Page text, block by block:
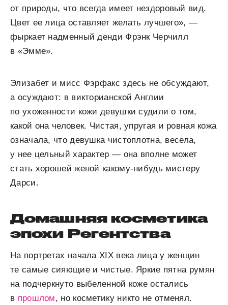
от природы, что всегда имеет нездоровый вид.
Цвет ее лица оставляет желать лучшего», —
фыркает надменный денди Фрэнк Черчилл
в «Эмме».
Элизабет и мисс Фэрфакс здесь не обсуждают,
а осуждают: в викторианской Англии
по ухоженности кожи девушки судили о том,
какой она человек. Чистая, упругая и ровная кожа
означала, что девушка чистоплотна, весела,
у нее цельный характер — она вполне может
стать хорошей женой какому-нибудь мистеру
Дарси.
Домашняя косметика
эпохи Регентства
На портретах начала XIX века лица у женщин
те самые сияющие и чистые. Яркие пятна румян
на подчеркнуто выбеленной коже остались
в прошлом, но косметику никто не отменял.